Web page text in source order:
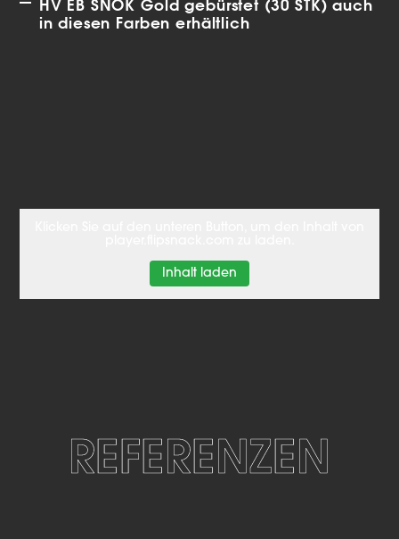
HV EB SNOK Gold gebürstet (30 STK) auch
in diesen Farben erhältlich
Inhalt laden
REFERENZEN